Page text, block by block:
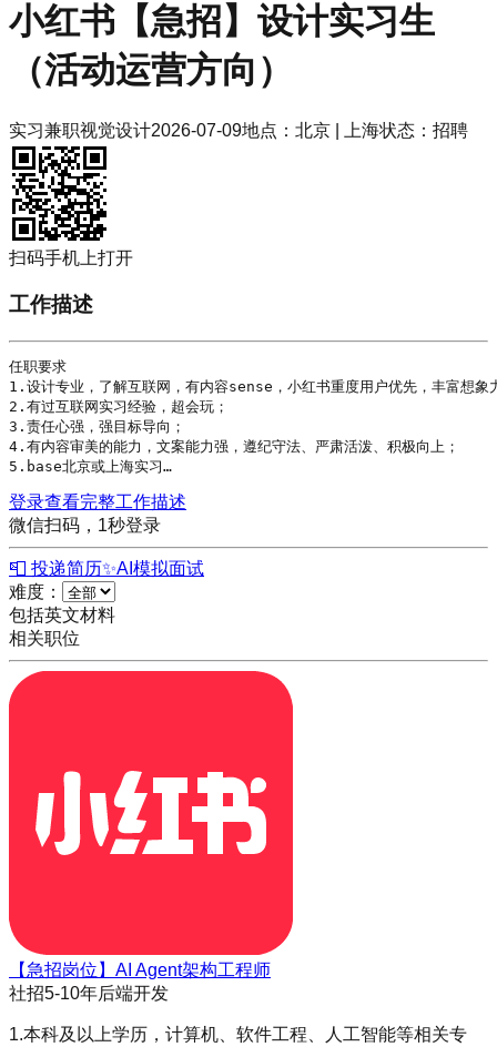
小红书 【急招】设计实习生
（活动运营方向）
实习兼职视觉设计2026-07-09地点： 北京 | 上海状态： 招聘
扫码手机上打开
工作描述
任职要求
1.设计专业，了解互联网，有内容sense，小红书重度用户优先，丰富想
2.有过互联网实习经验，超会玩；
3.责任心强，强目标导向；
4.有内容审美的能力，文案能力强，遵纪守法、严肃活泼、积极向上；
5.base北京或上海实习…
登录查看完整工作描述
微信扫码，1秒登录
📮 投递简历✨AI模拟面试
难度：
包括英文材料
相关职位
【急招岗位】AI Agent架构工程师
社招5-10年后端开发
1.本科及以上学历，计算机、软件工程、人工智能等相关专